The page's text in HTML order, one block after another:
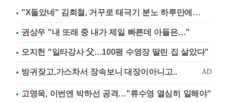
"X돌았네" 김희철, 거꾸로 태극기 분노 하루만에…
권상우 "내 또래 중 내가 제일 빠른데 아들은…"
오지헌 "일타강사 父…100평 수영장 딸린 집 살았다"
고영욱, 이번엔 박하선 공격…"류수영 열심히 일해야"